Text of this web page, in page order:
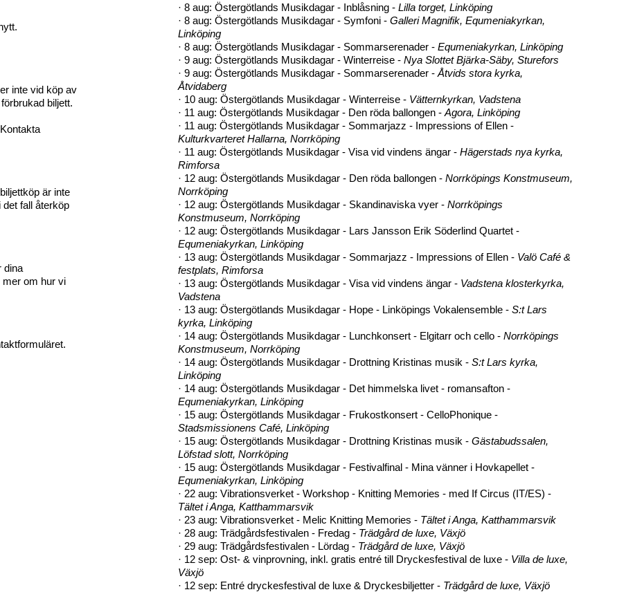
inte vid köp av
biljett.
är inte
fall återköp
dina
mer om hur vi
· 8 aug: Östergötlands Musikdagar - Inblåsning - Lilla torget, Linköping
· 8 aug: Östergötlands Musikdagar - Symfoni - Galleri Magnifik, Equmeniakyrkan,
Linköping
· 8 aug: Östergötlands Musikdagar - Sommarserenader - Equmeniakyrkan, Linköping
· 9 aug: Östergötlands Musikdagar - Winterreise - Nya Slottet Bjärka-Säby, Sturefors
· 9 aug: Östergötlands Musikdagar - Sommarserenader - Åtvids stora kyrka,
Åtvidaberg
· 10 aug: Östergötlands Musikdagar - Winterreise - Vätternkyrkan, Vadstena
· 11 aug: Östergötlands Musikdagar - Den röda ballongen - Agora, Linköping
· 11 aug: Östergötlands Musikdagar - Sommarjazz - Impressions of Ellen -
Kulturkvarteret Hallarna, Norrköping
· 11 aug: Östergötlands Musikdagar - Visa vid vindens ängar - Hägerstads nya kyrka,
Rimforsa
· 12 aug: Östergötlands Musikdagar - Den röda ballongen - Norrköpings Konstmuseum,
Norrköping
· 12 aug: Östergötlands Musikdagar - Skandinaviska vyer - Norrköpings
Konstmuseum, Norrköping
· 12 aug: Östergötlands Musikdagar - Lars Jansson Erik Söderlind Quartet -
Equmeniakyrkan, Linköping
· 13 aug: Östergötlands Musikdagar - Sommarjazz - Impressions of Ellen - Valö Café &
festplats, Rimforsa
· 13 aug: Östergötlands Musikdagar - Visa vid vindens ängar - Vadstena klosterkyrka,
Vadstena
· 13 aug: Östergötlands Musikdagar - Hope - Linköpings Vokalensemble - S:t Lars
kyrka, Linköping
· 14 aug: Östergötlands Musikdagar - Lunchkonsert - Elgitarr och cello - Norrköpings
Konstmuseum, Norrköping
· 14 aug: Östergötlands Musikdagar - Drottning Kristinas musik - S:t Lars kyrka,
Linköping
· 14 aug: Östergötlands Musikdagar - Det himmelska livet - romansafton -
Equmeniakyrkan, Linköping
· 15 aug: Östergötlands Musikdagar - Frukostkonsert - CelloPhonique -
Stadsmissionens Café, Linköping
· 15 aug: Östergötlands Musikdagar - Drottning Kristinas musik - Gästabudssalen,
Löfstad slott, Norrköping
· 15 aug: Östergötlands Musikdagar - Festivalfinal - Mina vänner i Hovkapellet -
Equmeniakyrkan, Linköping
· 22 aug: Vibrationsverket - Workshop - Knitting Memories - med If Circus (IT/ES) -
Tältet i Anga, Katthammarsvik
· 23 aug: Vibrationsverket - Melic Knitting Memories - Tältet i Anga, Katthammarsvik
· 28 aug: Trädgårdsfestivalen - Fredag - Trädgård de luxe, Växjö
· 29 aug: Trädgårdsfestivalen - Lördag - Trädgård de luxe, Växjö
· 12 sep: Ost- & vinprovning, inkl. gratis entré till Dryckesfestival de luxe - Villa de luxe,
Växjö
· 12 sep: Entré dryckesfestival de luxe & Dryckesbiljetter - Trädgård de luxe, Växjö